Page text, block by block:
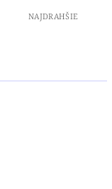
NAJDRAHŠIE